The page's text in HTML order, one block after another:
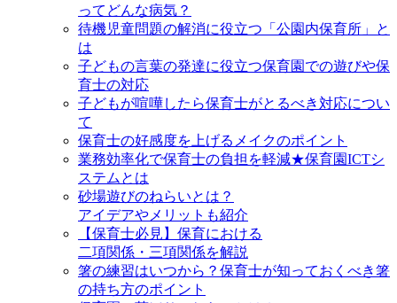
ってどんな病気？
待機児童問題の解消に役立つ「公園内保育所」と
は
子どもの言葉の発達に役立つ保育園での遊びや保
育士の対応
子どもが喧嘩したら保育士がとるべき対応につい
て
保育士の好感度を上げるメイクのポイント
業務効率化で保育士の負担を軽減★保育園ICTシ
ステムとは
砂場遊びのねらいとは？
アイデアやメリットも紹介
【保育士必見】保育における
二項関係・三項関係を解説
箸の練習はいつから？保育士が知っておくべき箸
の持ち方のポイント